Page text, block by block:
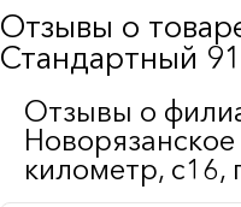
Отзывы о
Стандартный
Отзывы о
километр, с16,